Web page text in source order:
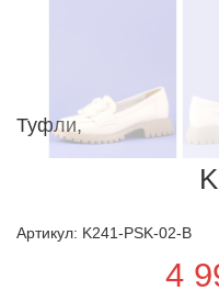
Туфли,
Артикул: K241-PSK-02-B
4